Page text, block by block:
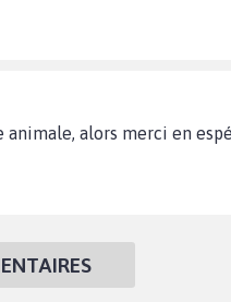
alors merci en